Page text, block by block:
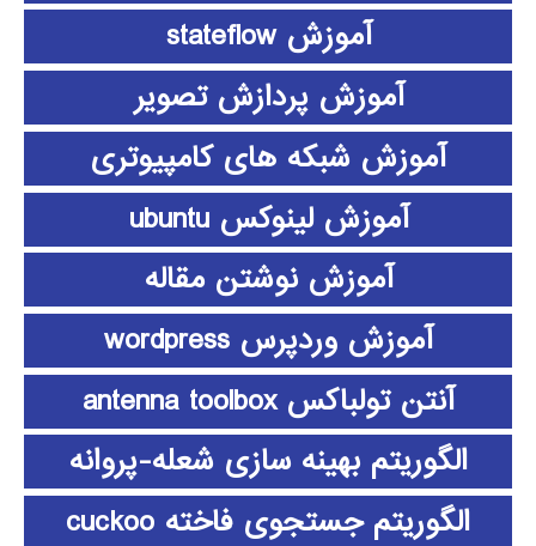
آموزش stateflow
آموزش پردازش تصویر
آموزش شبکه های کامپیوتری
آموزش لینوکس ubuntu
آموزش نوشتن مقاله
آموزش وردپرس wordpress
آنتن تولباکس antenna toolbox
الگوریتم بهینه سازی شعله-پروانه
الگوریتم جستجوی فاخته cuckoo